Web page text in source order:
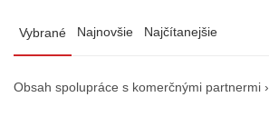
Vybrané Najnovšie Najčítanejšie
Obsah spolupráce s komerčnými partnermi ›